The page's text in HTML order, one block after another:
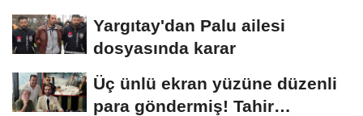
Yargıtay'dan Palu ailesi
dosyasında karar
Üç ünlü ekran yüzüne düzenli
para göndermiş! Tahir